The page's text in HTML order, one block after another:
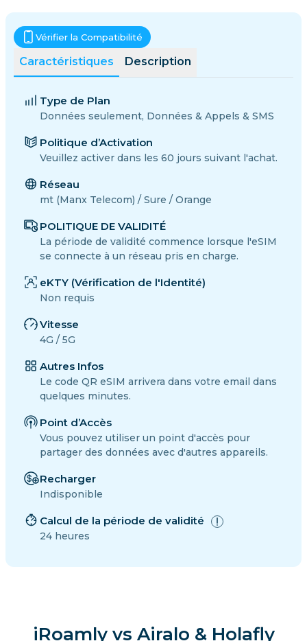
Caractéristiques Description
Vérifier la Compatibilité
Type de Plan
Données seulement, Données & Appels & SMS
Politique d’Activation
Veuillez activer dans les 60 jours suivant l'achat.
Réseau
mt (Manx Telecom) / Sure / Orange
POLITIQUE DE VALIDITÉ
La période de validité commence lorsque l'eSIM
se connecte à un réseau pris en charge.
eKTY (Vérification de l'Identité)
Non requis
Vitesse
4G / 5G
Autres Infos
Le code QR eSIM arrivera dans votre email dans
quelques minutes.
Point d’Accès
Vous pouvez utiliser un point d'accès pour
partager des données avec d'autres appareils.
Recharger
Indisponible
Calcul de la période de validité
24 heures
iRoamly vs Airalo & Holafly